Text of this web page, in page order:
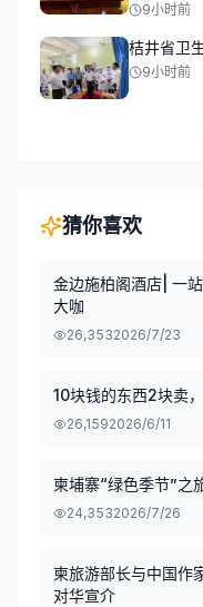
9小时前
桔井省卫
9小时前
猜你喜欢
金边施柏阁酒店| 一
大咖
26,3532026/7/23
10块钱的东西2块卖
26,1592026/6/11
柬埔寨“绿色季节”之
24,3532026/7/26
柬旅游部长与中国作
对华宣介